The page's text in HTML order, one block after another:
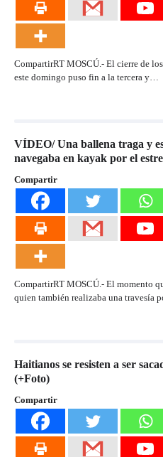
CompartirRT MOSCÚ.- El cierre de
este domingo puso fin a la tercera y…
VÍDEO/ Una ballena traga y
navegaba en kayak por el
Compartir
CompartirRT MOSCÚ.- El momento
quien también realizaba una travesía
Haitianos se resisten a ser
(+Foto)
Compartir